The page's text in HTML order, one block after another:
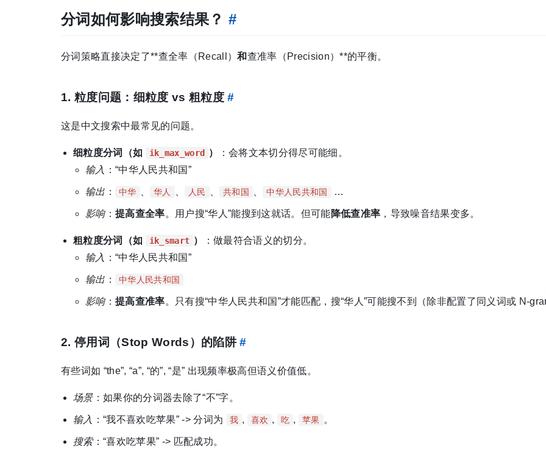
分词如何影响搜索结果？ #
分词策略直接决定了**查全率（Recall）和查准率（Precision）**的平衡。
1. 粒度问题：细粒度 vs 粗粒度#
这是中文搜索中最常见的问题。
细粒度分词（如 ik_max_word ）
：会将文本切分得尽可能细。
输入 ：“中华人民共和国”
输出 ： 中华 、 华人 、 人民 、 共和国 、 中华人民共和国 …
影响：提高查全率。用户搜“华人”能搜到这就话。但可能降低查准率 ，导致噪音结果变多。
粗粒度分词（如 ik_smart ）
：做最符合语义的切分。
输入 ：“中华人民共和国”
输出 ： 中华人民共和国
影响：提高查准率。只有搜“中华人民共和国”才能匹配，搜“华人”可能搜不到（除非配置了同义词或 N-
2. 停用词（Stop Words）的陷阱#
有些词如 “the”, “a”, “的”, “是” 出现频率极高但语义价值低。
场景：如果你的分词器去除了“不”字。
输入 ：“我不喜欢吃苹果” -> 分词为 我 , 喜欢 , 吃 , 苹果 。
搜索：“喜欢吃苹果” -> 匹配成功。